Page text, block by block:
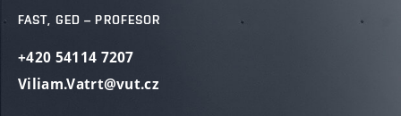
FAST, GED – PROFESOR
+420 54114 7207
Viliam.Vatrt@vut.cz